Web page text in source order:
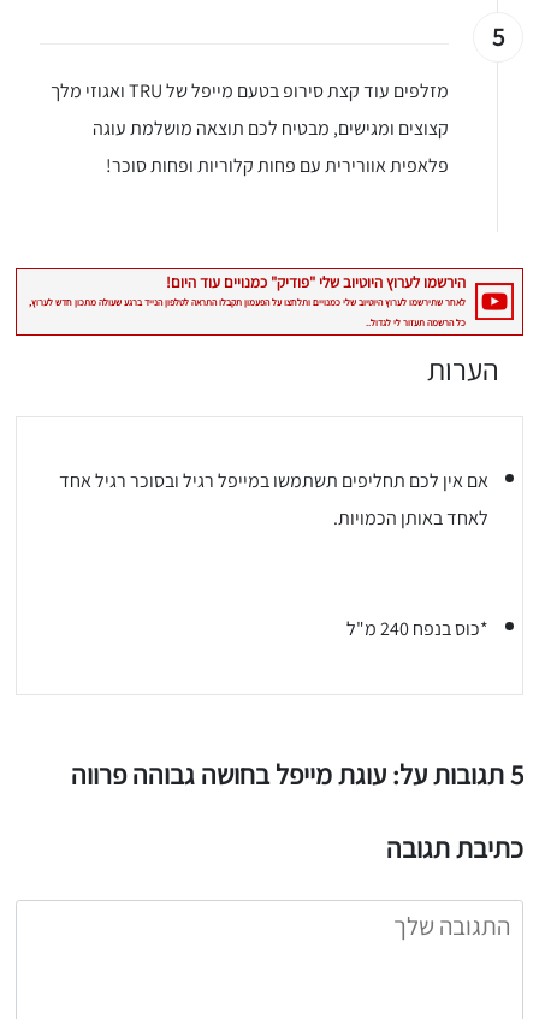
5
מזלפים עוד קצת סירופ בטעם מייפל של TRU ואגוזי מלך
קצוצים ומגישים, מבטיח לכם תוצאה מושלמת עוגה
פלאפית אוורירית עם פחות קלוריות ופחות סוכר!
הערות
אם אין לכם תחליפים תשתמשו במייפל רגיל ובסוכר רגיל אחד
לאחד באותן הכמויות.
*כוס בנפח 240 מ"ל
5 תגובות על: עוגת מייפל בחושה גבוהה פרווה
כתיבת תגובה